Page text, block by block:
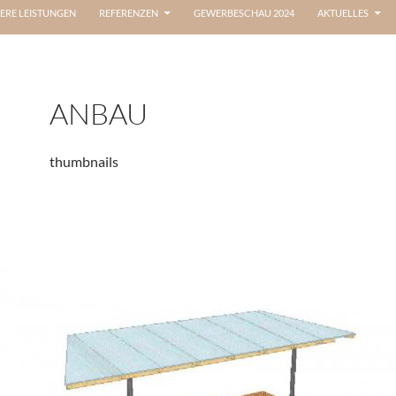
LEISTUNGEN REFERENZEN GEWERBESCHAU 2024 AKTUELLES
ANBAU
thumbnails